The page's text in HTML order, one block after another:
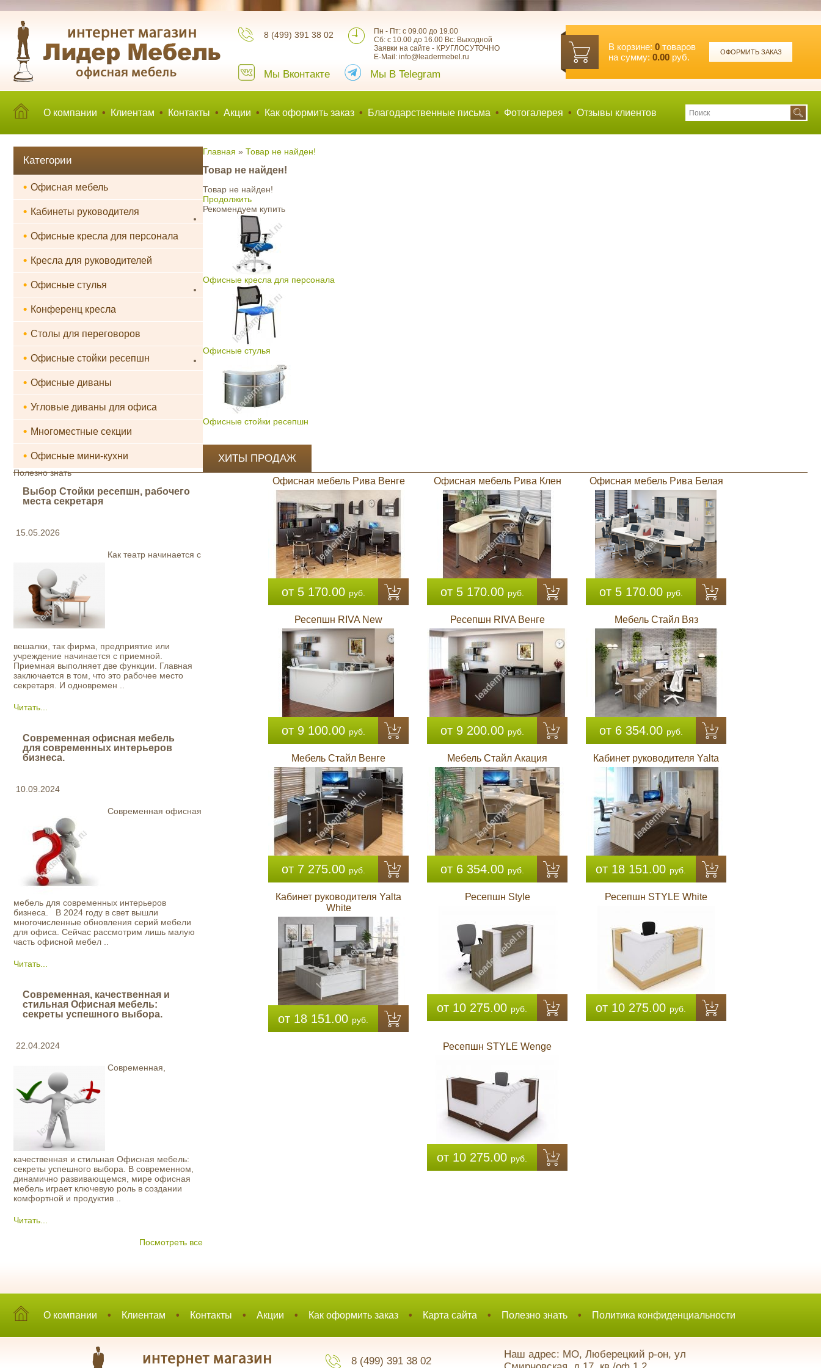
8 (499) 391 38 02
Пн - Пт: с 09.00 до 19.00
Сб: с 10.00 до 16.00 Вс: Выходной
Заявки на сайте - КРУГЛОСУТОЧНО
E-Mail: info@leadermebel.ru
Мы Вконтакте Мы В Telegram
В корзине: 0 товаров
на сумму: 0.00 руб. ОФОРМИТЬ ЗАКАЗ
О компании • Клиентам • Контакты • Акции • Как оформить заказ • Благодарственные письма • Фотогалерея • Отзывы клиентов
Категории
• Офисная мебель
• Кабинеты руководителя
• Офисные кресла для персонала
• Кресла для руководителей
• Офисные стулья
• Конференц кресла
• Столы для переговоров
• Офисные стойки ресепшн
• Офисные диваны
• Угловые диваны для офиса
• Многоместные секции
• Офисные мини-кухни
Полезно знать
Выбор Стойки ресепшн, рабочего
места секретаря
15.05.2026
Как театр начинается с
вешалки, так фирма, предприятие или
учреждение начинается с приемной.
Приемная выполняет две функции. Главная
заключается в том, что это рабочее место
секретаря. И одновремен ..
Читать...
Современная офисная мебель
для современных интерьеров
бизнеса.
10.09.2024
Современная офисная
мебель для современных интерьеров
бизнеса. В 2024 году в свет вышли
многочисленные обновления серий мебели
для офиса. Сейчас рассмотрим лишь малую
часть офисной мебел ..
Читать...
Современная, качественная и
стильная Офисная мебель:
секреты успешного выбора.
22.04.2024
Современная,
качественная и стильная Офисная мебель:
секреты успешного выбора. В современном,
динамично развивающемся, мире офисная
мебель играет ключевую роль в создании
комфортной и продуктив ..
Читать...
Посмотреть все
Главная » Товар не найден!
Товар не найден!
Товар не найден!
Продолжить
Рекомендуем купить
Офисные кресла для персонала
Офисные стулья
Офисные стойки ресепшн
ХИТЫ ПРОДАЖ
Офисная мебель Рива Венге
от 5 170.00 руб.
Офисная мебель Рива Клен
от 5 170.00 руб.
Офисная мебель Рива Белая
от 5 170.00 руб.
Ресепшн RIVA New
от 9 100.00 руб.
Ресепшн RIVA Венге
от 9 200.00 руб.
Мебель Стайл Вяз
от 6 354.00 руб.
Мебель Стайл Венге
от 7 275.00 руб.
Мебель Стайл Акация
от 6 354.00 руб.
Кабинет руководителя Yalta
от 18 151.00 руб.
Кабинет руководителя Yalta
White
от 18 151.00 руб.
Ресепшн Style
от 10 275.00 руб.
Ресепшн STYLE White
от 10 275.00 руб.
Ресепшн STYLE Wenge
от 10 275.00 руб.
О компании • Клиентам • Контакты • Акции • Как оформить заказ • Карта сайта • Полезно знать • Политика конфиденциальности
8 (499) 391 38 02
Наш адрес: МО, Люберецкий р-он, ул